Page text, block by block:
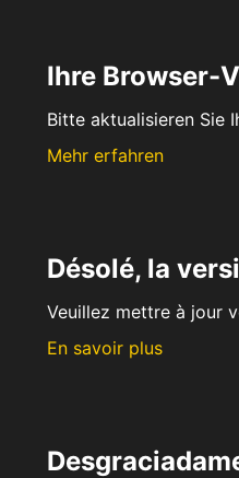
Ihre Browser-
Bitte aktualisieren Sie
Mehr erfahren
Désolé, la
Veuillez mettre à jour
En savoir plus